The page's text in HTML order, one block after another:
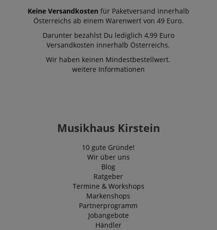
Keine Versandkosten für Paketversand innerhalb
Österreichs ab einem Warenwert von 49 Euro.
Darunter bezahlst Du lediglich 4,99 Euro
Versandkosten innerhalb Österreichs.
Wir haben keinen Mindestbestellwert.
weitere Informationen
Musikhaus Kirstein
10 gute Gründe!
Wir über uns
Blog
Ratgeber
Termine & Workshops
Markenshops
Partnerprogramm
Jobangebote
Händler